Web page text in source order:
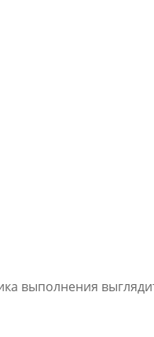
выполнения